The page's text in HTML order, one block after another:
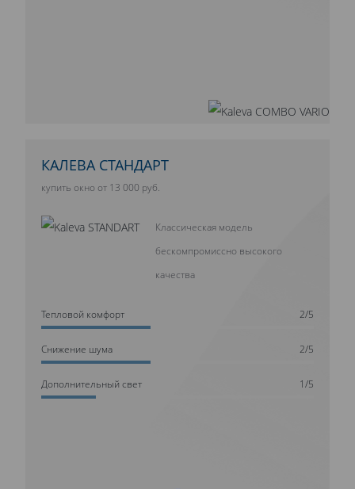
КАЛЕВА СТАНДАРТ
купить окно от 13 000 руб.
Классическая модель
бескомпромиссно высокого
качества
Тепловой комфорт 2/5
Cнижение шума 2/5
Дополнительный свет 1/5